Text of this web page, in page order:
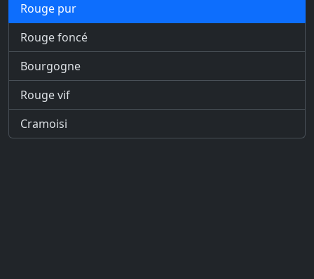
Rouge pur
Rouge foncé
Bourgogne
Rouge vif
Cramoisi